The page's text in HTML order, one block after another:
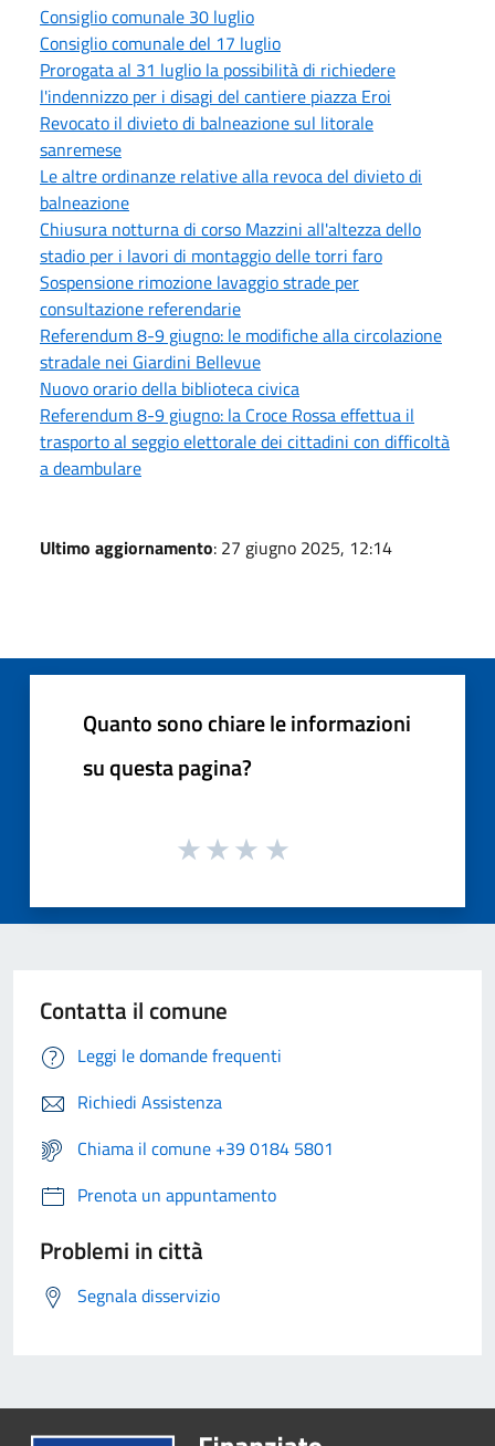
Consiglio comunale 30 luglio
Consiglio comunale del 17 luglio
Prorogata al 31 luglio la possibilità di richiedere
l'indennizzo per i disagi del cantiere piazza Eroi
Revocato il divieto di balneazione sul litorale
sanremese
Le altre ordinanze relative alla revoca del divieto di
balneazione
Chiusura notturna di corso Mazzini all'altezza dello
stadio per i lavori di montaggio delle torri faro
Sospensione rimozione lavaggio strade per
consultazione referendarie
Referendum 8-9 giugno: le modifiche alla circolazione
stradale nei Giardini Bellevue
Nuovo orario della biblioteca civica
Referendum 8-9 giugno: la Croce Rossa effettua il
trasporto al seggio elettorale dei cittadini con difficoltà
a deambulare
Ultimo aggiornamento: 27 giugno 2025, 12:14
Quanto sono chiare le informazioni
su questa pagina?
Contatta il comune
Leggi le domande frequenti
Richiedi Assistenza
Chiama il comune +39 0184 5801
Prenota un appuntamento
Problemi in città
Segnala disservizio